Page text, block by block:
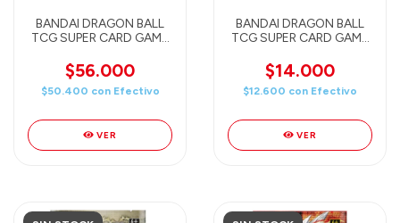
BANDAI DRAGON BALL
TCG SUPER CARD GAME
MANGA BOOSTER Pack 2
(SB02) - ENGLISH
$56.000
$50.400 con Efectivo
VER
BANDAI DRAGON BALL
TCG SUPER CARD GAME
FOR SHENRON (FB07)
ENGLISH
$14.000
$12.600 con Efectivo
VER